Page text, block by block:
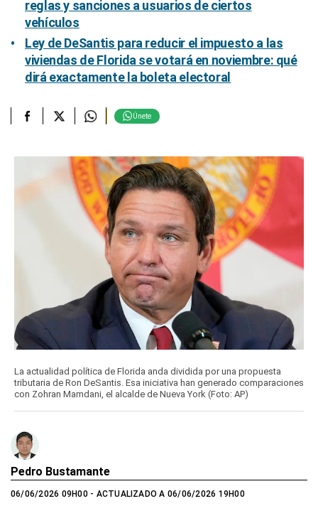
reglas y sanciones a usuarios de ciertos
vehículos
Ley de DeSantis para reducir el impuesto a las
viviendas de Florida se votará en noviembre: qué
dirá exactamente la boleta electoral
Únete
La actualidad política de Florida anda dividida por una propuesta
tributaria de Ron DeSantis. Esa iniciativa han generado comparaciones
con Zohran Mamdani, el alcalde de Nueva York (Foto: AP)
Pedro Bustamante
06/06/2026 09H00- ACTUALIZADO A 06/06/2026 19H00